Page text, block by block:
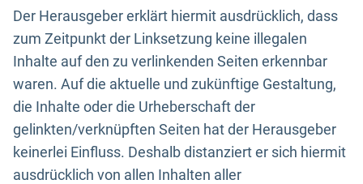
Der Herausgeber erklärt hiermit ausdrücklich, dass
zum Zeitpunkt der Linksetzung keine illegalen
Inhalte auf den zu verlinkenden Seiten erkennbar
waren. Auf die aktuelle und zukünftige Gestaltung,
die Inhalte oder die Urheberschaft der
gelinkten/verknüpften Seiten hat der Herausgeber
keinerlei Einfluss. Deshalb distanziert er sich hiermit
ausdrücklich von allen Inhalten aller